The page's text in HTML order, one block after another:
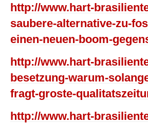
http://www.hart-
saubere-alternative-zu-
einen-neuen-boom-
http://www.hart-
besetzung-warum-
fragt-groste-
http://www.hart-